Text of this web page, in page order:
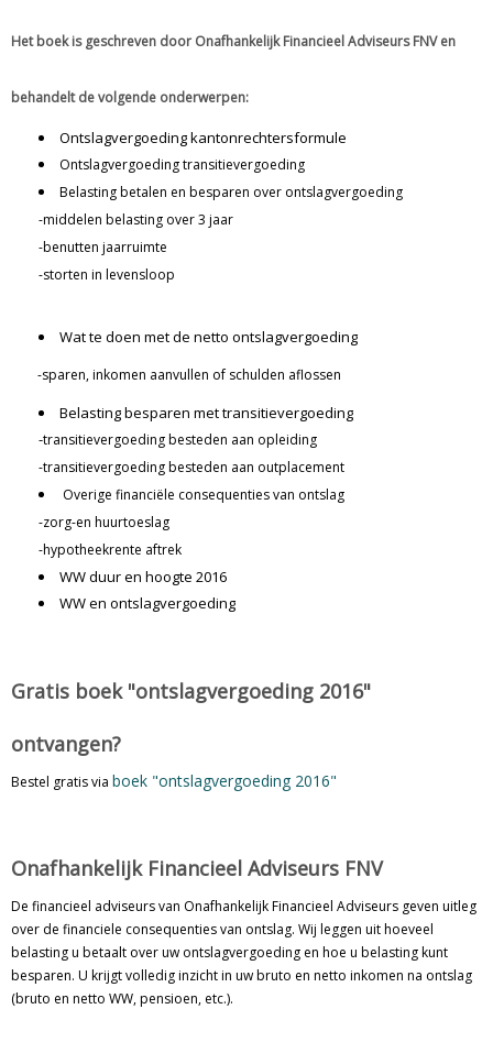
Het boek is geschreven door Onafhankelijk Financieel Adviseurs FNV en
behandelt de volgende onderwerpen:
Ontslagvergoeding kantonrechtersformule
Ontslagvergoeding transitievergoeding
Belasting betalen en besparen over ontslagvergoeding
-middelen belasting over 3 jaar
-benutten jaarruimte
-storten in levensloop
Wat te doen met de netto ontslagvergoeding
-sparen, inkomen aanvullen of schulden aflossen
Belasting besparen met transitievergoeding
-transitievergoeding besteden aan opleiding
-transitievergoeding besteden aan outplacement
Overige financiële consequenties van ontslag
-zorg-en huurtoeslag
-hypotheekrente aftrek
WW duur en hoogte 2016
WW en ontslagvergoeding
Gratis boek "ontslagvergoeding 2016"
ontvangen?
Bestel gratis via boek "ontslagvergoeding 2016"
Onafhankelijk Financieel Adviseurs FNV
De financieel adviseurs van Onafhankelijk Financieel Adviseurs geven uitleg
over de financiele consequenties van ontslag. Wij leggen uit hoeveel
belasting u betaalt over uw ontslagvergoeding en hoe u belasting kunt
besparen. U krijgt volledig inzicht in uw bruto en netto inkomen na ontslag
(bruto en netto WW, pensioen, etc.).